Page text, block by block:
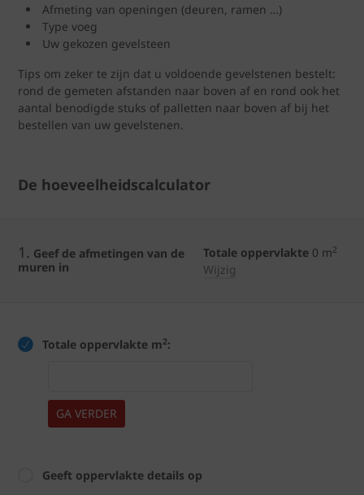
Afmeting van openingen (deuren, ramen …)
Type voeg
Uw gekozen gevelsteen
Tips om zeker te zijn dat u voldoende gevelstenen bestelt:
rond de gemeten afstanden naar boven af en rond ook het
aantal benodigde stuks of palletten naar boven af bij het
bestellen van uw gevelstenen.
De hoeveelheidscalculator
1. Geef de afmetingen van de
muren in
Totale oppervlakte 0 m2
Wijzig
Totale oppervlakte m2:
GA VERDER
Geeft oppervlakte details op